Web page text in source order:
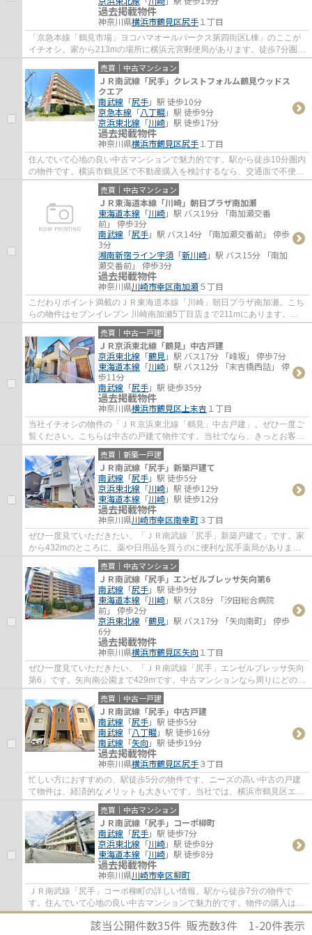
過去掲載物件
神奈川県横浜市鶴見区尻手１丁目
「京急本線「鶴見市場」ヨコハマオールパークス第四街区L棟」のここが
イチオシ。家から213mの場所に横浜元宮郵便局があります。徒歩7分圏内
に立地する物件です。住んでいて心地の良い...
売買｜中古マンション
ＪＲ南武線「尻手」クレストフォルム鶴見ウッドス
クエア
南武線 「尻手」駅 徒歩10分
京急本線 「八丁畷」駅 徒歩9分
京浜東北線 「川崎」駅 徒歩17分
過去掲載物件
神奈川県横浜市鶴見区尻手１丁目
住んでいて心地の良い中古マンションで魅力的です。駅から徒歩10分圏内
の物件です。横浜市鶴見区で不動産購入を検討するなら、交通面で不便を
感じる事が少ない南武線尻手周辺の物件は...
売買｜中古マンション
ＪＲ東海道本線「川崎」朝日プラザ南加瀬
東海道本線 「川崎」駅 バス19分 「南加瀬交番
前」 停歩3分
南武線 「尻手」駅 バス14分 「南加瀬交番前」 停歩
3分
湘南新宿ライン宇須 「新川崎」駅 バス15分 「南加
瀬交番前」 停歩3分
過去掲載物件
神奈川県川崎市幸区南加瀬５丁目
こだわりポイント満載のＪＲ東海道本線「川崎」朝日プラザ南加瀬。こち
らの物件はセブンイレブン 川崎南加瀬5丁目店まで211mにあります。こ
の物件は快適な室内環境が魅力の中古マンシ...
売買｜中古一戸建
ＪＲ京浜東北線「鶴見」中古戸建
京浜東北線 「鶴見」駅 バス17分 「峰坂」 停歩7分
東海道本線 「川崎」駅 バス12分 「末吉橋西詰」 停
歩11分
南武線 「尻手」駅 徒歩35分
過去掲載物件
神奈川県横浜市鶴見区 上末吉 １丁目
当社イチオシの物件の「ＪＲ京浜東北線「鶴見」中古戸建」。ぜひ一度ご
覧ください。こちらは中古の戸建て物件です。当社でなら、きっとお客様
に満足頂ける不動産をご紹介することがで...
売買｜新築一戸建
ＪＲ南武線「尻手」新築戸建て
南武線 「尻手」駅 徒歩5分
京浜東北線 「川崎」駅 徒歩12分
東海道本線 「川崎」駅 徒歩12分
過去掲載物件
神奈川県川崎市幸区南幸町３丁目
ぜひ一度見ていただきたい、「ＪＲ南武線「尻手」新築戸建て」です。家
から432mのところに、薬や日用品を買うのに便利な尻手薬局がありま
す。忙しい方におすすめの、駅徒歩5分の物件で...
売買｜中古マンション
ＪＲ南武線「尻手」エンゼルブレッサ矢向第6
南武線 「尻手」駅 徒歩9分
東海道本線 「川崎」駅 バス8分 「汐田総合病院
前」 停歩2分
京浜東北線 「鶴見」駅 バス17分 「矢向南町」 停歩
6分
過去掲載物件
神奈川県横浜市鶴見区矢向１丁目
ぜひ一度見ていただきたい、「ＪＲ南武線「尻手」エンゼルブレッサ矢向
第6」です。矢向南公園まで429mです。中古マンションなら周りにどのよ
うな人が住んでいるかも知ることができます...
売買｜中古一戸建
ＪＲ南武線「尻手」中古戸建
南武線 「尻手」駅 徒歩5分
南武線 「八丁畷」駅 徒歩16分
南武線 「矢向」駅 徒歩19分
過去掲載物件
神奈川県横浜市鶴見区尻手３丁目
忙しい方におすすめの、駅徒歩5分の物件です。ニーズの高い中古の戸建
て物件は、経済的なメリットも大きいです。当社では、横浜市鶴見区エリ
アや南武線尻手付近での一戸建て情報をご紹...
売買｜中古マンション
ＪＲ南武線「尻手」コーポ柳町
南武線 「尻手」駅 徒歩7分
京浜東北線 「川崎」駅 徒歩8分
東海道本線 「川崎」駅 徒歩8分
過去掲載物件
神奈川県川崎市幸区柳町
ＪＲ南武線「尻手」コーポ柳町の詳しい情報。駅から徒歩7分の物件で
す。住んでいて心地の良い中古マンションで魅力的です。物件の購入は失
敗したくないですよね。失敗しないためにも、...
該当公開件数35件 販売数3件 1-20件表示